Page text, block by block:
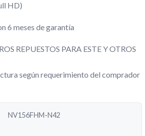
HD)
6 meses de garantía
REPUESTOS PARA ESTE Y OTROS
según requerimiento del comprador
NV156FHM-N42